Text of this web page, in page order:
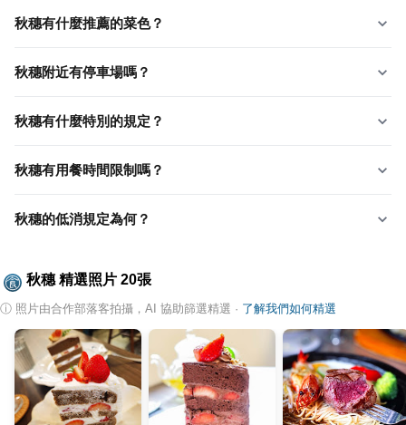
秋穗有什麼推薦的菜色？
秋穗附近有停車場嗎？
秋穗有什麼特別的規定？
秋穗有用餐時間限制嗎？
秋穗的低消規定為何？
秋穗精選照片 20張
ⓘ 照片由合作部落客拍攝，AI 協助篩選精選 · 了解我們如何精選